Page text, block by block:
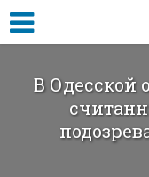
В Одесской